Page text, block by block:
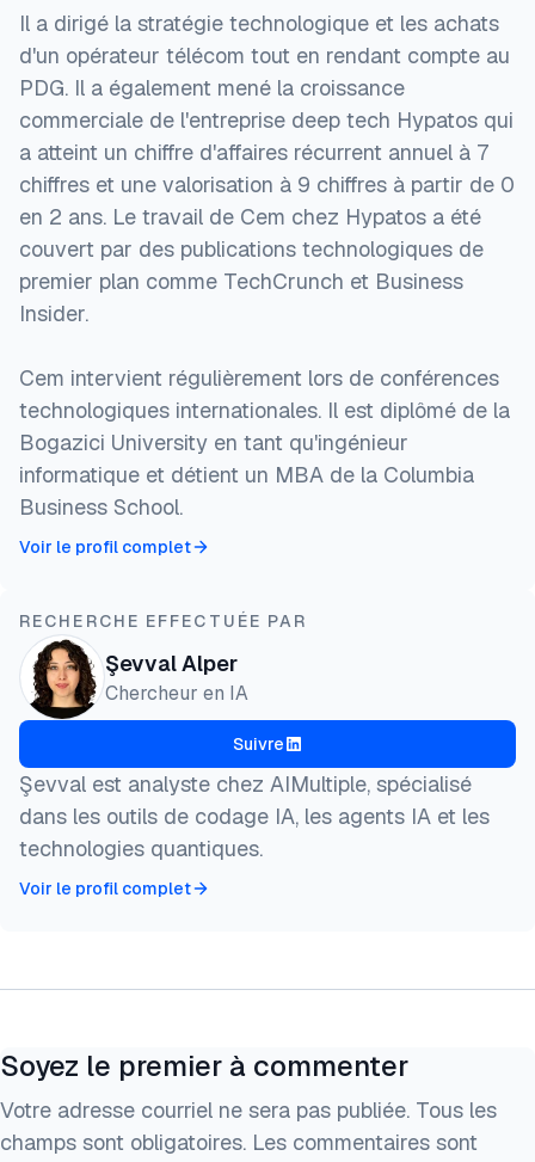
Il a dirigé la stratégie technologique et les achats
d'un opérateur télécom tout en rendant compte au
PDG. Il a également mené la croissance
commerciale de l'entreprise deep tech Hypatos qui
a atteint un chiffre d'affaires récurrent annuel à 7
chiffres et une valorisation à 9 chiffres à partir de 0
en 2 ans. Le travail de Cem chez Hypatos a été
couvert par des publications technologiques de
premier plan comme TechCrunch et Business
Insider.
Cem intervient régulièrement lors de conférences
technologiques internationales. Il est diplômé de la
Bogazici University en tant qu'ingénieur
informatique et détient un MBA de la Columbia
Business School.
Voir le profil complet
RECHERCHE EFFECTUÉE PAR
Şevval Alper
Chercheur en IA
Suivre
Şevval est analyste chez AIMultiple, spécialisé
dans les outils de codage IA, les agents IA et les
technologies quantiques.
Voir le profil complet
Soyez le premier à commenter
Votre adresse courriel ne sera pas publiée. Tous les
champs sont obligatoires. Les commentaires sont